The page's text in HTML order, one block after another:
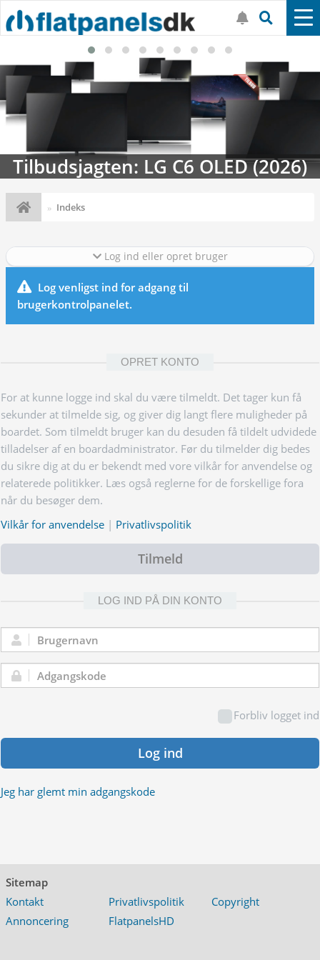
Tilbudsjagten: LG C6 OLED (2026)
Indeks
Log ind eller opret bruger
Log venligst ind for adgang til
brugerkontrolpanelet.
OPRET KONTO
For at kunne logge ind skal du være tilmeldt. Det tager kun få
sekunder at tilmelde sig, og giver dig langt flere muligheder på
boardet. Som tilmeldt bruger kan du desuden få tildelt udvidede
tilladelser af en boardadministrator. Før du tilmelder dig bedes
du sikre dig at du er bekendt med vore vilkår for anvendelse og
relaterede politikker. Læs også reglerne for de forskellige fora
når du besøger dem.
Vilkår for anvendelse | Privatlivspolitik
Tilmeld
LOG IND PÅ DIN KONTO
Brugernavn:
Adgangskode:
Forbliv logget ind
Log ind
Jeg har glemt min adgangskode
Sitemap
Kontakt
Privatlivspolitik
Copyright
Annoncering
FlatpanelsHD